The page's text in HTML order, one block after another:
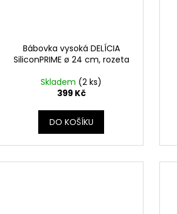
Bábovka vysoká DELÍCIA
SiliconPRIME ø 24 cm, rozeta
Skladem (2 ks)
399 Kč
DO KOŠÍKU